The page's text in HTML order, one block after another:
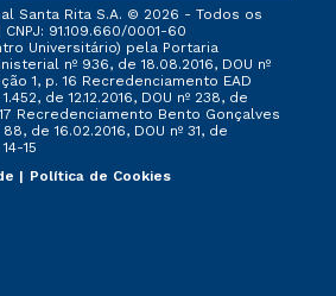
nenhuma outra campanha
Santa Rita S.A. © 2026 - Todos os
91.109.660/0001-60
Universitário) pela Portaria
nº 936, de 18.08.2016, DOU nº
1, p. 16 Recredenciamento EAD
de 12.12.2016, DOU nº 238, de
17 Recredenciamento Bento Gonçalves
de 16.02.2016, DOU nº 31, de
15
Política de Cookies